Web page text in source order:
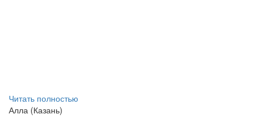
Читать полностью
Алла (Казань)